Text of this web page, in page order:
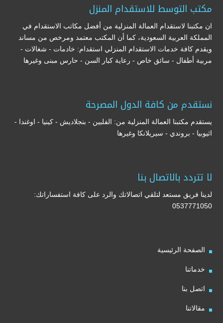
مكتب التوسط للاستقدام المنزل
ان مكتبنا لاستقدام العمالة المنزلية من أفضل مكاتب الاستقدام في
المملكة العربية السعودية، كما أن المكتب معتمد ومرخص من مساند
ويقدم كافة خدمات الاستقدام المنزلي استقدام: خادمات - شغالات -
مربية أطفال - سائق خاص - رعاية كبار السن - حارس مبنى وغيرها
نستقدم من كافة الدول المصرحة
يستقدم مكتبنا العمالة المنزلية من: الفلبين - بنجلاديش - كينيا - اوغندا -
اثيوبيا - بروندي - سيريلانكا وغيرها
لا تتردد بالاتصال بنا
لدينا فريق مستعد لتلقي اتصالاتك والرد على كافة استفساراتك:
0537771050
الصفحة الرئيسية
خدماتنا
اتصل بنا
مقالاتنا